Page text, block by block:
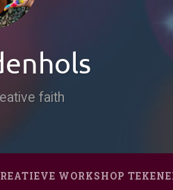
faith
WORKSHOP